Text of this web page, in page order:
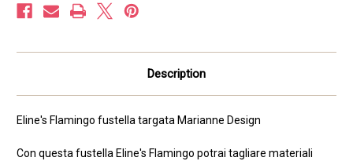
Description
Eline's Flamingo fustella targata Marianne Design
Con questa fustella Eline's Flamingo potrai tagliare materiali